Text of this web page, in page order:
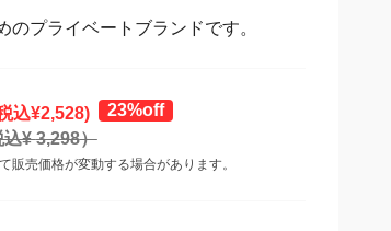
のプライベートブランドです。
込¥2,528)
23%off
込¥3,298）
販売価格が変動する場合があります。